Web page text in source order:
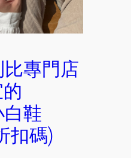
比專門店
鞋
扣碼)